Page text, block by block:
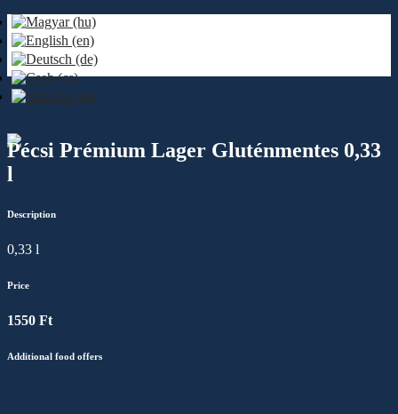
Pécsi Prémium Lager Gluténmentes 0,33
l
Description
0,33 l
Price
1550 Ft
Additional food offers